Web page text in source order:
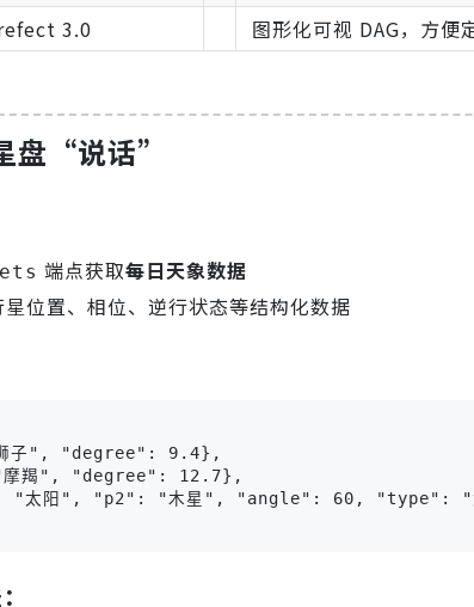
3.0 图形化可视 DAG，方便
盘“说话”
端点获取每日天象数据
位置、相位、逆行状态等结构化数据
子", "degree": 9.4},
羯", "degree": 12.7},
太阳", "p2": "木星", "angle": 60, "type": "